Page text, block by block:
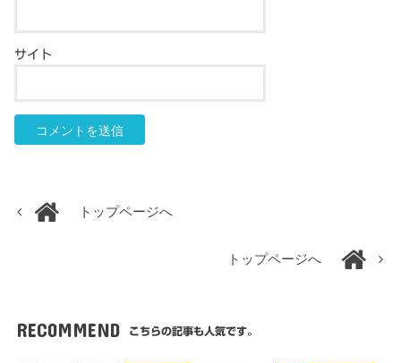
サイト
トップページへ
トップページへ
RECOMMEND こちらの記事も人気です。